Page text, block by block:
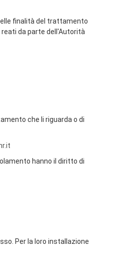
finalità del trattamento
da parte dell'Autorità
che li riguarda o di
hanno il diritto di
Per la loro installazione